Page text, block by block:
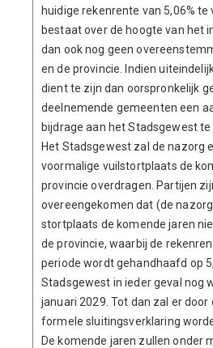
huidige rekenrente van 5,06% te
bestaat over de hoogte van het
dan ook nog geen
en de provincie. Indien
dient te zijn dan oorspronkelijk
deelnemende gemeenten een
bijdrage aan het Stadsgewest te
Het Stadsgewest zal de nazorg
voormalige vuilstortplaats de
provincie overdragen. Partijen
overeengekomen dat (de
stortplaats de komende jaren
de provincie, waarbij de
periode wordt gehandhaafd op
Stadsgewest in ieder geval nog
januari 2029. Tot dan zal er door
formele sluitingsverklaring
De komende jaren zullen onder